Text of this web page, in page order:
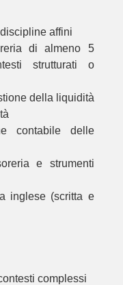
affini
di almeno 5
strutturati o
della liquidità
contabile delle
e strumenti
inglese (scritta e
complessi